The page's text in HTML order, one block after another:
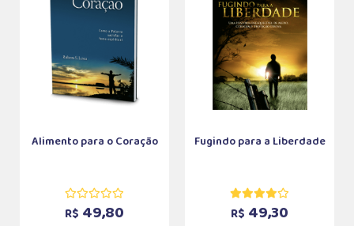
Alimento para o Coração
R$ 49,80
Fugindo para a Liberdade
R$ 49,30